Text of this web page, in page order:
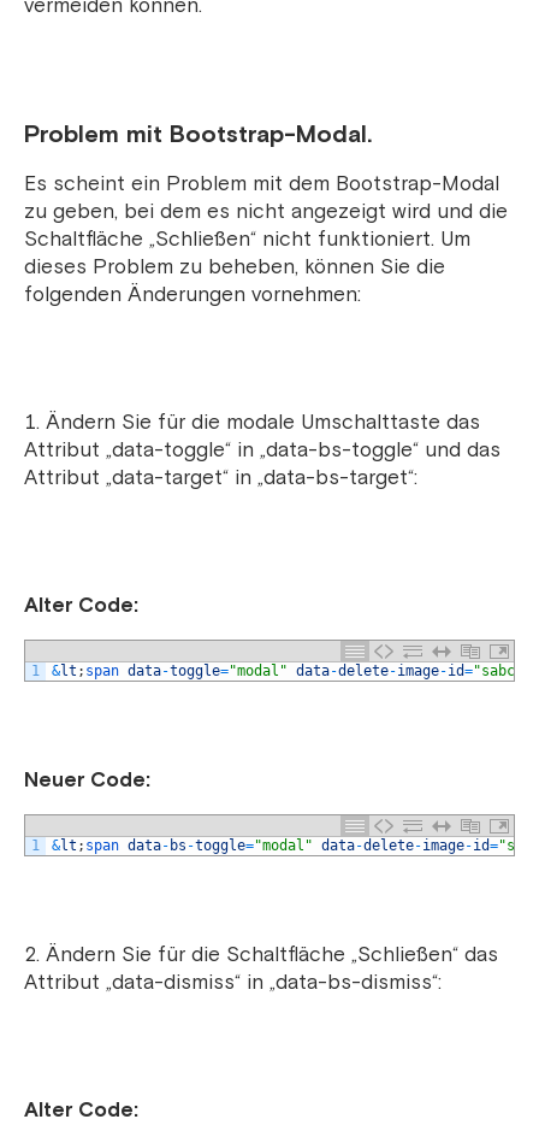
vermeiden können.
Problem mit Bootstrap-Modal.
Es scheint ein Problem mit dem Bootstrap-Modal
zu geben, bei dem es nicht angezeigt wird und die
Schaltfläche „Schließen“ nicht funktioniert. Um
dieses Problem zu beheben, können Sie die
folgenden Änderungen vornehmen:
Ändern Sie für die modale Umschalttaste das
Attribut „data-toggle“ in „data-bs-toggle“ und das
Attribut „data-target“ in „data-bs-target“:
Alter Code:
1 &lt ; span data-toggle="modal" data-delete-image-id=
Neuer Code:
1 &lt ; span data- bs -toggle="modal" data-delete-image-id=
Ändern Sie für die Schaltfläche „Schließen“ das
Attribut „data-dismiss“ in „data-bs-dismiss“:
Alter Code: